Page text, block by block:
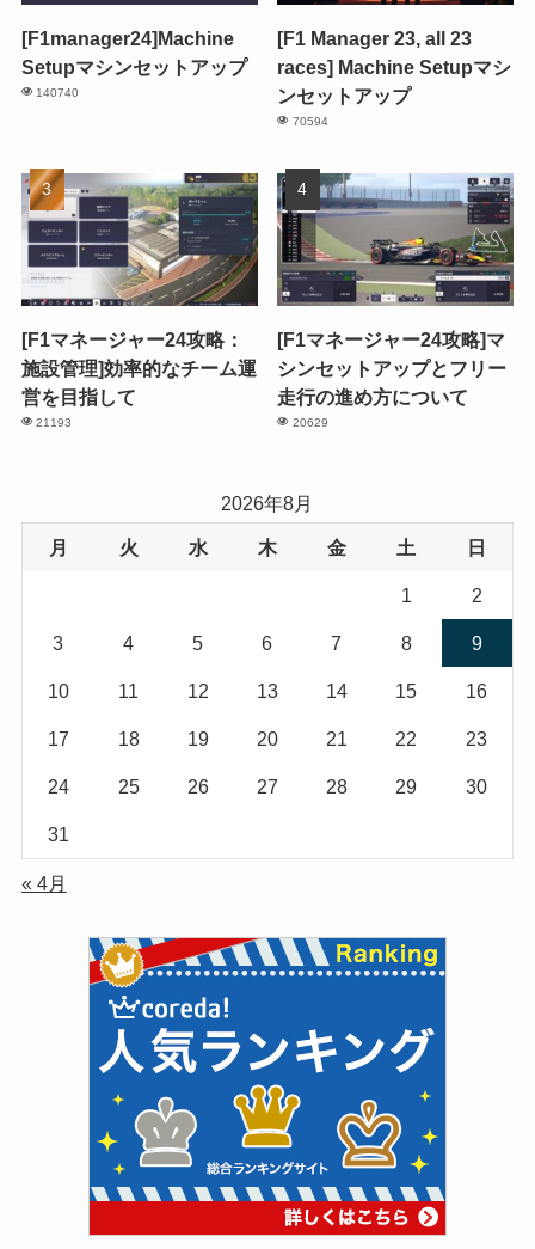
[F1manager24]Machine
Setupマシンセットアップ
140740
[F1 Manager 23, all 23
races] Machine Setupマシ
ンセットアップ
70594
[F1マネージャー24攻略：
施設管理]効率的なチーム運
営を目指して
21193
[F1マネージャー24攻略]マ
シンセットアップとフリー
走行の進め方について
20629
2026年8月
月 火 水 木 金 土 日
1 2
3 4 5 6 7 8 9
10 11 12 13 14 15 16
17 18 19 20 21 22 23
24 25 26 27 28 29 30
31
« 4月